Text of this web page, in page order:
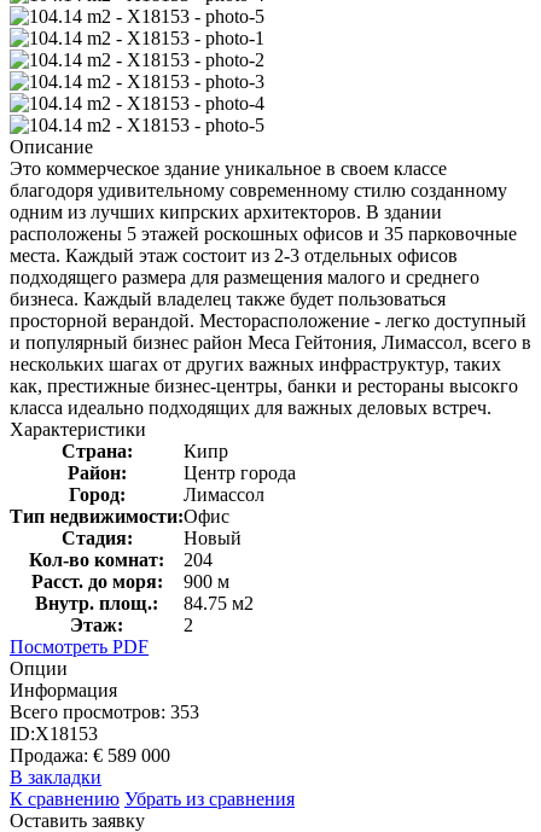
Описание
Это коммерческое здание уникальное в своем классе
благодоря удивительному современному стилю созданному
одним из лучших кипрских архитекторов. В здании
расположены 5 этажей роскошных офисов и 35 парковочные
места. Каждый этаж состоит из 2-3 отдельных офисов
подходящего размера для размещения малого и среднего
бизнеса. Каждый владелец также будет пользоваться
просторной верандой. Месторасположение - легко доступный
и популярный бизнес район Меса Гейтония, Лимассол, всего в
нескольких шагах от других важных инфраструктур, таких
как, престижные бизнес-центры, банки и рестораны высокго
класса идеально подходящих для важных деловых встреч.
Характеристики
Страна:
Кипр
Район:
Центр города
Город:
Лимассол
Тип недвижимости:Офис
Стадия:
Новый
Кол-во комнат:
204
Расст. до моря:
900 м
Внутр. площ.:
84.75 м2
Этаж:
2
Посмотреть PDF
Опции
Информация
Всего просмотров: 353
ID:X18153
Продажа: € 589 000
В закладки
К сравнению Убрать из сравнения
Оставить заявку